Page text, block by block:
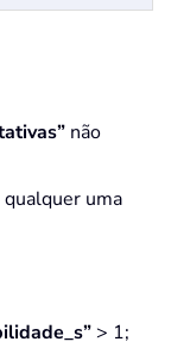
não
uma
> 1;